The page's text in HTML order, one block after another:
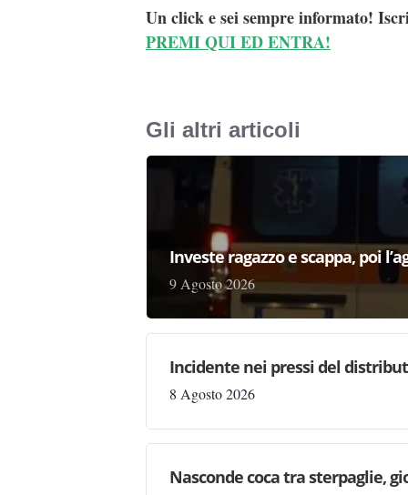
Un click e sei sempre informato!
PREMI QUI ED ENTRA!
Gli altri articoli
Investe ragazzo e scappa, poi
9 Agosto 2026
Incidente nei pressi del
8 Agosto 2026
Nasconde coca tra sterpaglie,